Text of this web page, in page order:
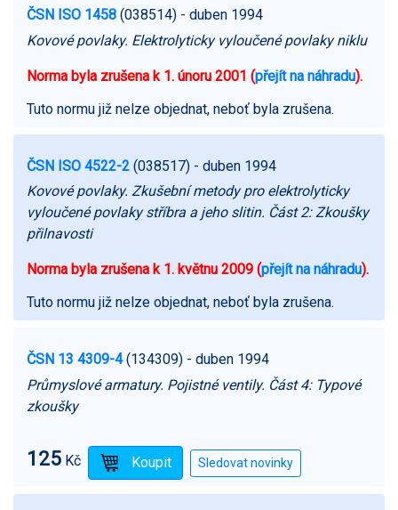
ČSN ISO 1458 (038514) - duben 1994
Kovové povlaky. Elektrolyticky vyloučené povlaky niklu
Norma byla zrušena k 1. únoru 2001 (přejít na náhradu).
Tuto normu již nelze objednat, neboť byla zrušena.
ČSN ISO 4522-2 (038517) - duben 1994
Kovové povlaky. Zkušební metody pro elektrolyticky
vyloučené povlaky stříbra a jeho slitin. Část 2: Zkoušky
přilnavosti
Norma byla zrušena k 1. květnu 2009 (přejít na náhradu).
Tuto normu již nelze objednat, neboť byla zrušena.
ČSN 13 4309-4(134309) - duben 1994
Průmyslové armatury. Pojistné ventily. Část 4: Typové
zkoušky
125 Kč